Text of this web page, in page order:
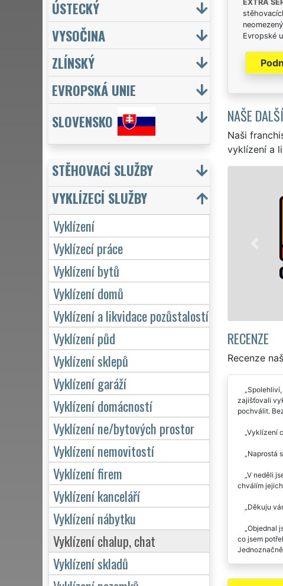
EXTRA
Evropské
NAŠE
Naši
vyklízení a
ve
a to jak
sítě
zárukou
7 dní v
RECENZE
Recenze
zajišťovali
pochválit.
Vyklízení
Naprostá
V neděli
chválím
Děkuju
Objednal
co jsem
stěhování,
ÚSTECKÝ
VYSOČINA
ZLÍNSKÝ
EVROPSKÁ UNIE
SLOVENSKO
STĚHOVACÍ SLUŽBY
VYKLÍZECÍ SLUŽBY
Vyklízení
Vyklízecí práce
Vyklízení bytů
Vyklízení domů
Vyklízení a likvidace pozůstalostí
Vyklízení půd
Vyklízení sklepů
Vyklízení garáží
Vyklízení domácností
Vyklízení ne/bytových prostor
Vyklízení nemovitostí
Vyklízení firem
Vyklízení kanceláří
Vyklízení nábytku
Vyklízení chalup, chat
Vyklízení skladů